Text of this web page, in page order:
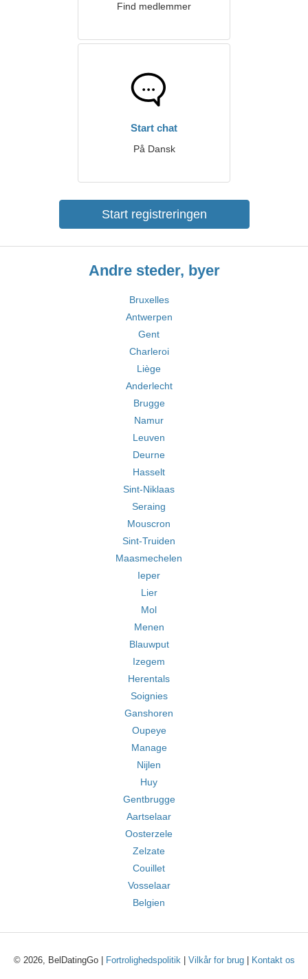
Find medlemmer
Start chat
På Dansk
Start registreringen
Andre steder, byer
Bruxelles
Antwerpen
Gent
Charleroi
Liège
Anderlecht
Brugge
Namur
Leuven
Deurne
Hasselt
Sint-Niklaas
Seraing
Mouscron
Sint-Truiden
Maasmechelen
Ieper
Lier
Mol
Menen
Blauwput
Izegem
Herentals
Soignies
Ganshoren
Oupeye
Manage
Nijlen
Huy
Gentbrugge
Aartselaar
Oosterzele
Zelzate
Couillet
Vosselaar
Belgien
© 2026, BelDatingGo | Fortrolighedspolitik| Vilkår for brug| Kontakt os